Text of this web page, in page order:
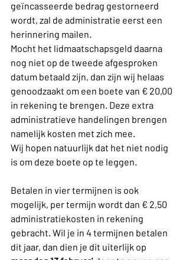
geïncasseerde bedrag gestorneerd
wordt, zal de administratie eerst een
herinnering mailen.
Mocht het lidmaatschapsgeld daarna
nog niet op de tweede afgesproken
datum betaald zijn, dan zijn wij helaas
genoodzaakt om een boete van € 20,00
in rekening te brengen. Deze extra
administratieve handelingen brengen
namelijk kosten met zich mee.
Wij hopen natuurlijk dat het niet nodig
is om deze boete op te leggen.
Betalen in vier termijnen is ook
mogelijk, per termijn wordt dan € 2,50
administratiekosten in rekening
gebracht. Wil je in 4 termijnen betalen
dit jaar, dan dien je dit uiterlijk op